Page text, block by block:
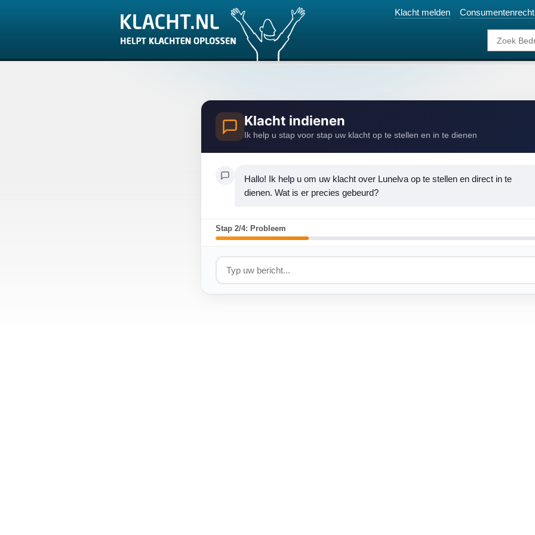
Klacht melden Consumentenrecht
Klacht indienen
Ik help u stap voor stap uw klacht op te stellen en in te dienen
Hallo! Ik help u om uw klacht over Lunelva op te stellen en direct in te
dienen. Wat is er precies gebeurd?
Stap 2/4: Probleem